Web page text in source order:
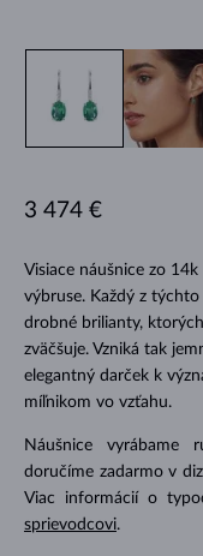
Visiace náušnice zo
výbruse. Každý z
drobné brilianty,
zväčšuje. Vzniká tak
elegantný darček k
míľnikom vo vzťahu.
Náušnice vyrábame
doručíme zadarmo v
Viac informácií o
sprievodcovi.
3 474 €